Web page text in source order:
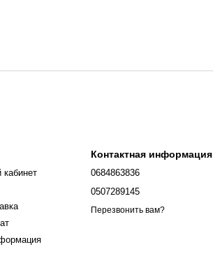
Контактная информация
0684863836
0507289145
Перезвонить вам?